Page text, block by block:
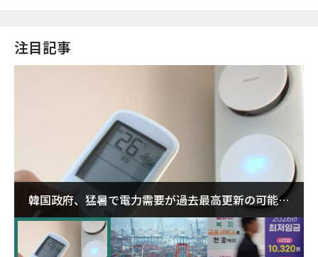
注目記事
韓国政府、猛暑で電力需要が過去最高更新の可能性
に需給対応体制を点検